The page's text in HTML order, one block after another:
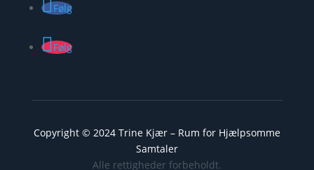
Følg
Følg
Copyright © 2024 Trine Kjær – Rum for Hjælpsomme
Samtaler
Alle rettigheder forbeholdt.